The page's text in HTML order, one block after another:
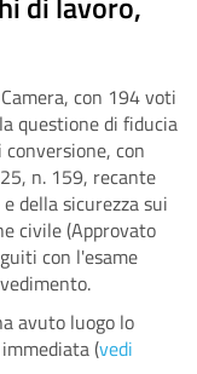
con 194 voti
questione di fiducia
con
n. 159, recante
della sicurezza sui
civile (Approvato
con l'esame
avuto luogo lo
(vedi